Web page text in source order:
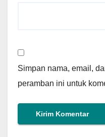
Simpan nama, email,
peramban ini untuk